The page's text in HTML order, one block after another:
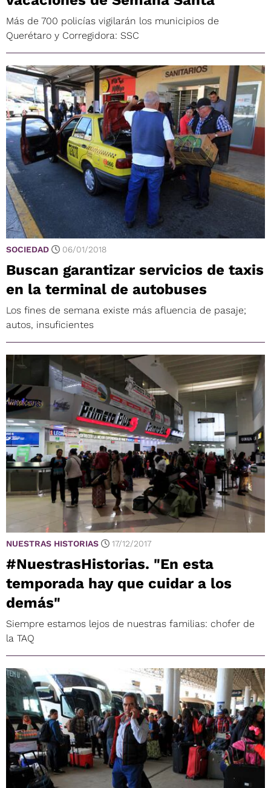
Más de 700 policías vigilarán los municipios de
Querétaro y Corregidora: SSC
SOCIEDAD 06/01/2018
Buscan garantizar servicios de taxis
en la terminal de autobuses
Los fines de semana existe más afluencia de pasaje;
autos, insuficientes
NUESTRAS HISTORIAS 17/12/2017
#NuestrasHistorias. "En esta
temporada hay que cuidar a los
demás"
Siempre estamos lejos de nuestras familias: chofer de
la TAQ